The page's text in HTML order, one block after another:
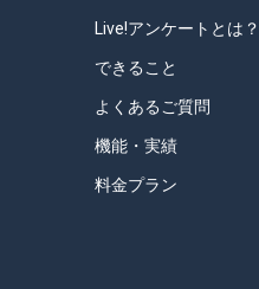
Live!アンケートとは？
できること
よくあるご質問
機能・実績
料金プラン